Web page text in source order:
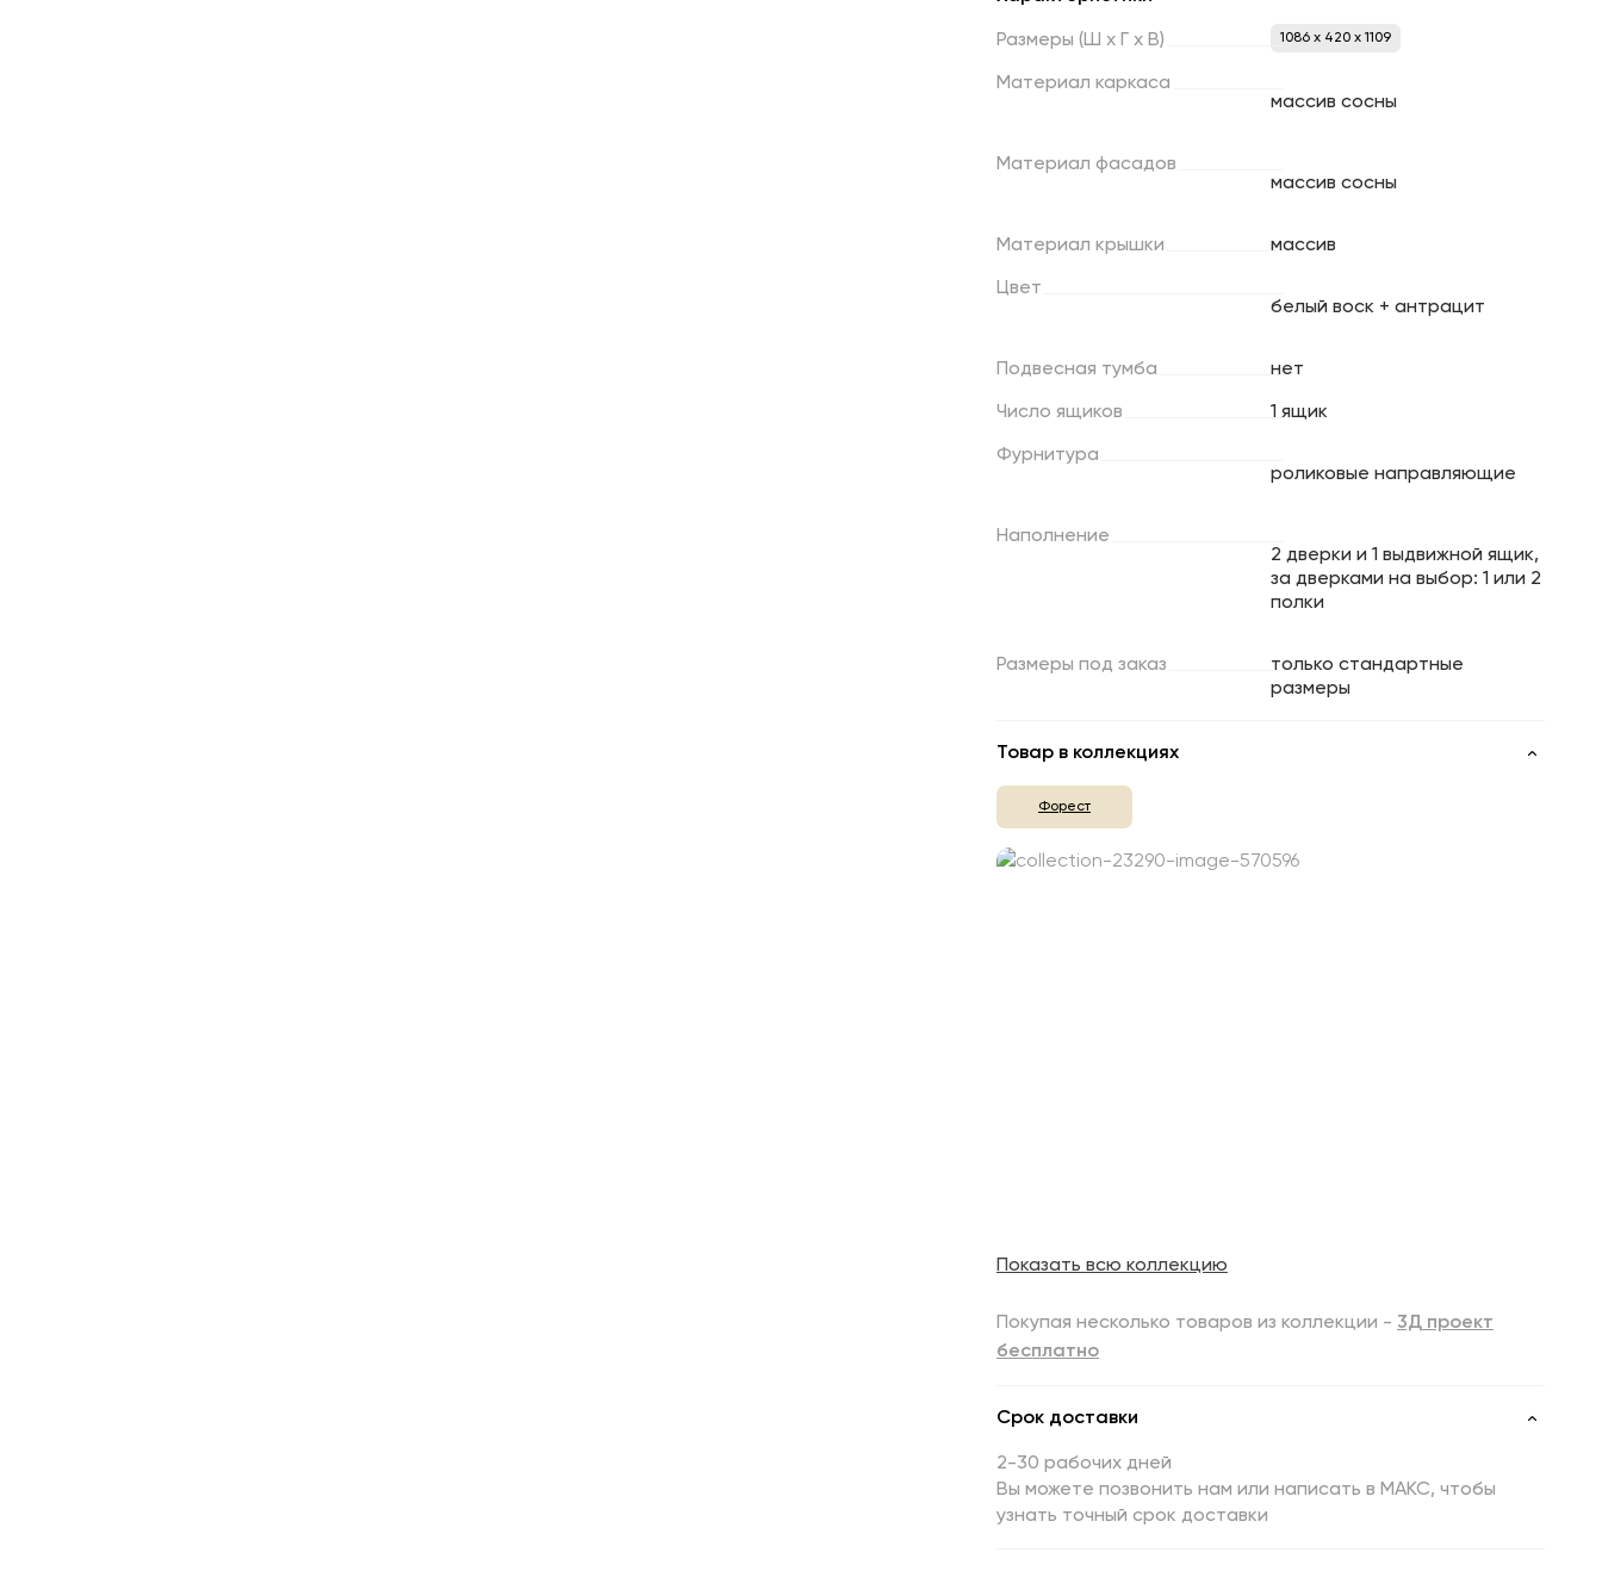
Размеры (Ш х Г х В) 1086 x 420 x 1109
Материал каркаса
массив сосны
Материал фасадов
массив сосны
Материал крышки массив
Цвет
белый воск + антрацит
Подвесная тумба нет
Число ящиков 1 ящик
Фурнитура
роликовые направляющие
Наполнение
2 дверки и 1 выдвижной ящик,
за дверками на выбор: 1 или 2
полки
Размеры под заказ
только стандартные
размеры
Товар в коллекциях
Форест
Показать всю коллекцию
Покупая несколько товаров из коллекции - 3Д проект
бесплатно
Срок доставки
2-30 рабочих дней
Вы можете позвонить нам или написать в МАКС, чтобы
узнать точный срок доставки